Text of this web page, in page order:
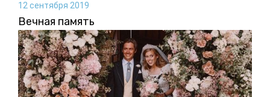
12 сентября 2019
Вечная память